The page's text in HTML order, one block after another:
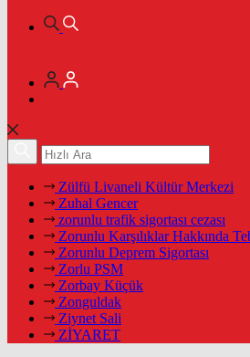
Zülfü Livaneli Kültür Merkezi
Zuhal Gencer
zorunlu trafik sigortası cezası
Zorunlu Karşılıklar Hakkında
Zorunlu Deprem Sigortası
Zorlu PSM
Zorbay Küçük
Zonguldak
Ziynet Sali
ZİYARET